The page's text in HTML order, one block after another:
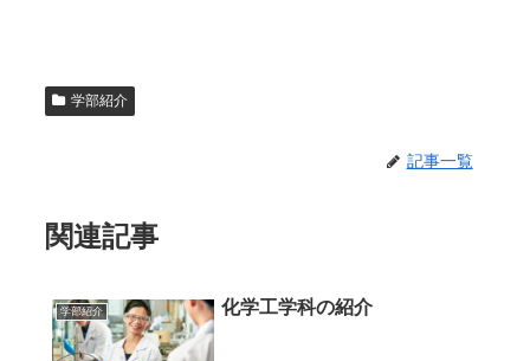
学部紹介
記事一覧
関連記事
学部紹介 化学工学科の紹介